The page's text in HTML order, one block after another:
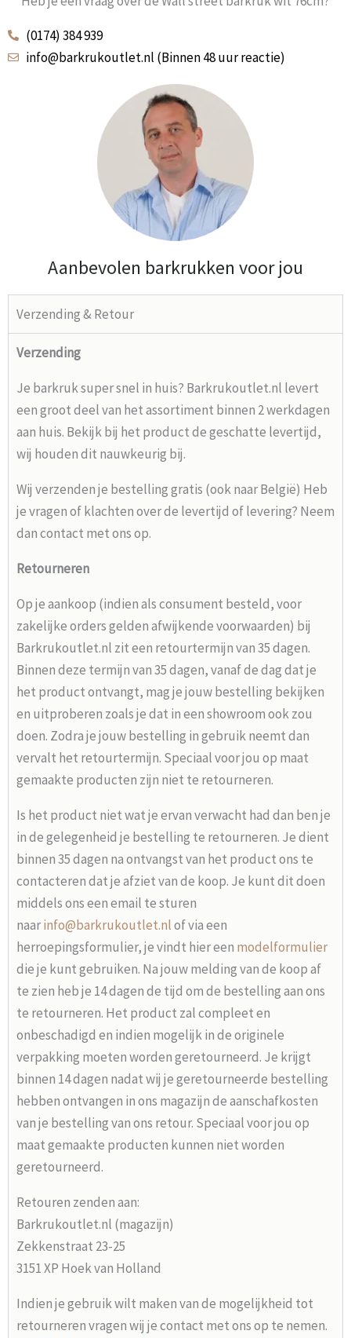
(0174) 384 939
info@barkrukoutlet.nl (Binnen 48 uur reactie)
Aanbevolen barkrukken voor jou
Verzending & Retour
Verzending
Je barkruk super snel in huis? Barkrukoutlet.nl levert
een groot deel van het assortiment binnen 2 werkdagen
aan huis. Bekijk bij het product de geschatte levertijd,
wij houden dit nauwkeurig bij.
Wij verzenden je bestelling gratis (ook naar België) Heb
je vragen of klachten over de levertijd of levering? Neem
dan contact met ons op.
Retourneren
Op je aankoop (indien als consument besteld, voor
zakelijke orders gelden afwijkende voorwaarden) bij
Barkrukoutlet.nl zit een retourtermijn van 35 dagen.
Binnen deze termijn van 35 dagen, vanaf de dag dat je
het product ontvangt, mag je jouw bestelling bekijken
en uitproberen zoals je dat in een showroom ook zou
doen. Zodra je jouw bestelling in gebruik neemt dan
vervalt het retourtermijn. Speciaal voor jou op maat
gemaakte producten zijn niet te retourneren.
Is het product niet wat je ervan verwacht had dan ben je
in de gelegenheid je bestelling te retourneren. Je dient
binnen 35 dagen na ontvangst van het product ons te
contacteren dat je afziet van de koop. Je kunt dit doen
middels ons een email te sturen
naarinfo@barkrukoutlet.nlof via een
herroepingsformulier, je vindt hier een modelformulier
die je kunt gebruiken. Na jouw melding van de koop af
te zien heb je 14 dagen de tijd om de bestelling aan ons
te retourneren. Het product zal compleet en
onbeschadigd en indien mogelijk in de originele
verpakking moeten worden geretourneerd. Je krijgt
binnen 14 dagen nadat wij je geretourneerde bestelling
hebben ontvangen in ons magazijn de aanschafkosten
van je bestelling van ons retour. Speciaal voor jou op
maat gemaakte producten kunnen niet worden
geretourneerd.
Retouren zenden aan:
Barkrukoutlet.nl (magazijn)
Zekkenstraat 23-25
3151 XP Hoek van Holland
Indien je gebruik wilt maken van de mogelijkheid tot
retourneren vragen wij je contact met ons op te nemen.